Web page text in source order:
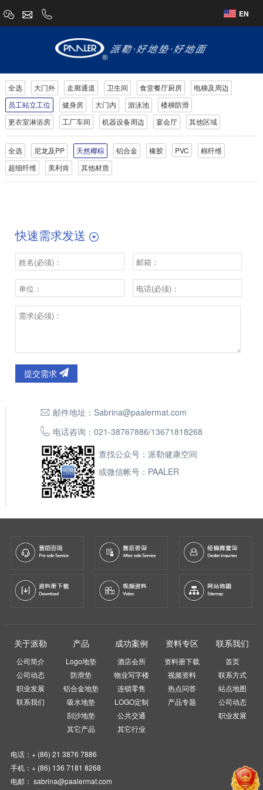
EN
全选 大门外 走廊通道 卫生间 食堂餐厅厨房
电梯及周边
员工站立工位
健身房 大门内 游泳池
楼梯防滑
更衣室淋浴房
工厂车间 机器设备周边 宴会厅 其他区域
全选 尼龙及PP 天然椰棕 铝合金 橡胶 PVC
棉纤维
超细纤维
美利肯 其他材质
快速需求发送
提交需求
邮件地址： Sabrina@paalermat.com
电话咨询： 021-38767886/13671818268
查找公众号：派勒健康空间
或微信帐号：PAALER
关于派勒
公司简介
公司动态
职业发展
联系我们
产品
Logo地垫
防滑垫
铝合金地垫
吸水地垫
刮沙地垫
其它产品
成功案例
酒店会所
物业写字楼
连锁零售
LOGO定制
公共交通
其它行业
资料专区
资料册下载
视频资料
热点问答
产品专题
联系我们
首页
联系方式
站点地图
公司动态
职业发展
电话：+ (86) 21 3876 7886
手机：+ (86) 136 7181 8268
电邮： sabrina@paalermat.com